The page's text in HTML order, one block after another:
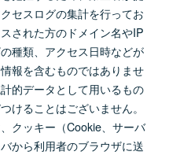
セスログの集計を行ってお
された方のドメイン名やIP
種類、アクセス日時などが
報を含むものではありませ
的データとして用いるもの
けることはございません。
クッキー（Cookie、サーバ
から利用者のブラウザに送